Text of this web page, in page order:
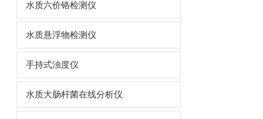
水质六价铬检测仪
水质悬浮物检测仪
手持式浊度仪
水质大肠杆菌在线分析仪